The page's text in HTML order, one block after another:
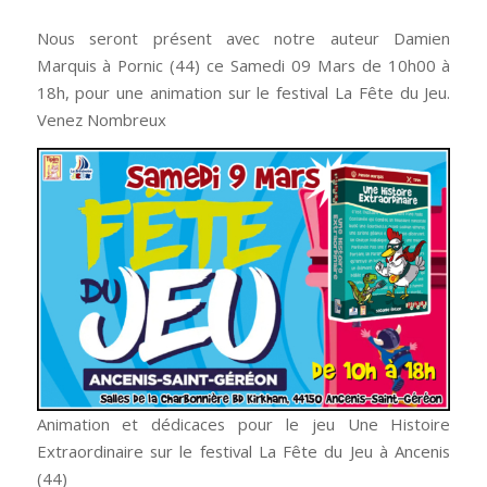
Nous seront présent avec notre auteur Damien
Marquis à Pornic (44) ce Samedi 09 Mars de 10h00 à
18h, pour une animation sur le festival La Fête du Jeu.
Venez Nombreux
Animation et dédicaces pour le jeu Une Histoire
Extraordinaire sur le festival La Fête du Jeu à Ancenis
(44)